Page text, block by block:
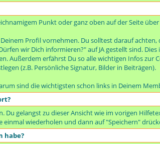
Punkt oder ganz oben auf der Seite
Profil vornehmen. Du solltest darauf
wir Dich informieren?" auf JA gestellt sind.
Außerdem erfährst Du so alle wichtigen Infos zur
(z.B. Persönliche Signatur, Bilder in Beiträgen).
sind die wichtigsten schon links in Deinem
Du gelangst zu dieser Ansicht wie im vorigen
einmal wiederholen und dann auf "Speichern"
habe?